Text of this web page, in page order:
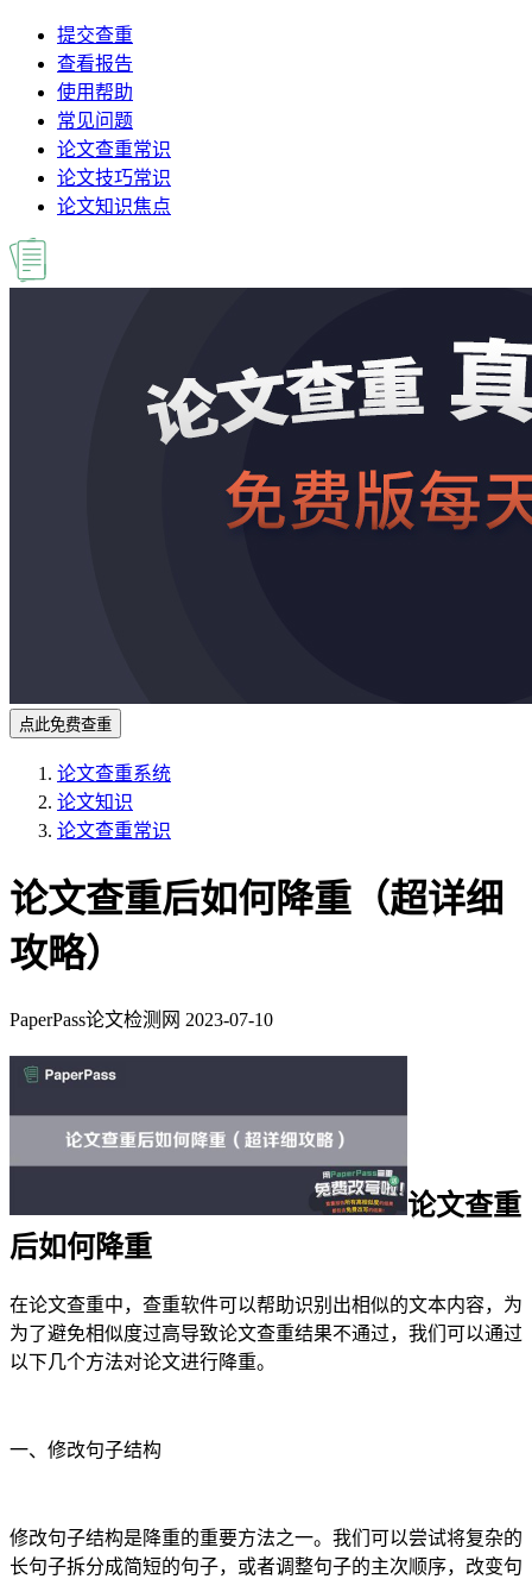
提交查重
查看报告
使用帮助
常见问题
论文查重常识
论文技巧常识
论文知识焦点
点此免费查重
论文查重系统
论文知识
论文查重常识
论文查重后如何降重（超详细
攻略）
PaperPass论文检测网 2023-07-10
论文查重
后如何降重
在论文查重中，查重软件可以帮助识别出相似的文本内容，为
为了避免相似度过高导致论文查重结果不通过，我们可以通过
以下几个方法对论文进行降重。
一、修改句子结构
修改句子结构是降重的重要方法之一。我们可以尝试将复杂的
长句子拆分成简短的句子，或者调整句子的主次顺序，改变句